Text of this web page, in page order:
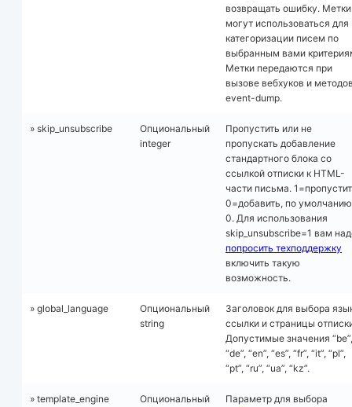
возвращать ошибку. Метки
могут использоваться для
категоризации писем по
выбранным вами
Метки передаются при
вызове вебхуков и
event-dump.
» skip_unsubscribe
Опциональный
integer
Пропустить или не
пропускать добавление
стандартного блока со
ссылкой отписки к HTML-
части письма.
0=добавить, по умолчанию
0. Для использования
skip_unsubscribe=1 вам
попросить техподдержку
включить такую
возможность.
» global_language
Опциональный
string
Заголовок для выбора
ссылки и страницы
Допустимые значения “be”,
“de”, “en”, “es”, “fr”, “it”, “pl”,
“pt”, “ru”, “ua”, “kz”.
» template_engine
Опциональный
Параметр для выбора